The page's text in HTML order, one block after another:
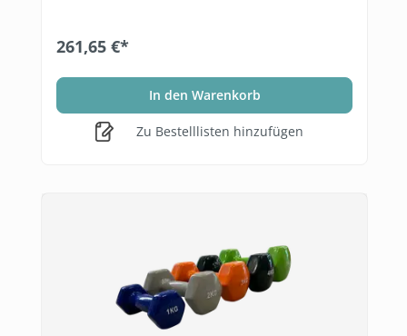
261,65 €*
In den Warenkorb
Zu Bestelllisten hinzufügen